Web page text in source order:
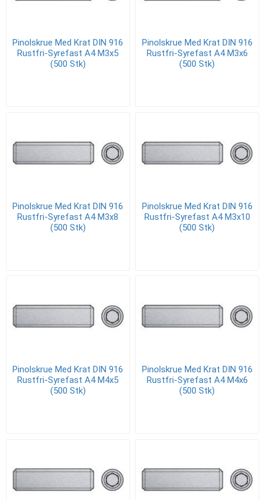
Pinolskrue Med Krat DIN 916
Rustfri-Syrefast A4 M3x5
(500 Stk)
Pinolskrue Med Krat DIN 916
Rustfri-Syrefast A4 M3x6
(500 Stk)
Pinolskrue Med Krat DIN 916
Rustfri-Syrefast A4 M3x8
(500 Stk)
Pinolskrue Med Krat DIN 916
Rustfri-Syrefast A4 M3x10
(500 Stk)
Pinolskrue Med Krat DIN 916
Rustfri-Syrefast A4 M4x5
(500 Stk)
Pinolskrue Med Krat DIN 916
Rustfri-Syrefast A4 M4x6
(500 Stk)